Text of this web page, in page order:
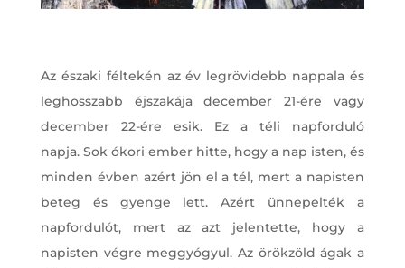
Az északi féltekén az év legrövidebb nappala és
leghosszabb éjszakája december 21-ére vagy
december 22-ére esik. Ez a téli napforduló
napja. Sok ókori ember hitte, hogy a nap isten, és
minden évben azért jön el a tél, mert a napisten
beteg és gyenge lett. Azért ünnepelték a
napfordulót, mert az azt jelentette, hogy a
napisten végre meggyógyul. Az örökzöld ágak a